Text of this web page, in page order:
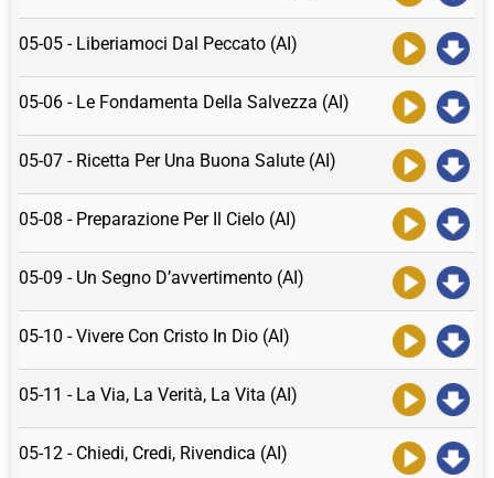
05-05 - Liberiamoci Dal Peccato (AI)
05-06 - Le Fondamenta Della Salvezza (AI)
05-07 - Ricetta Per Una Buona Salute (AI)
05-08 - Preparazione Per Il Cielo (AI)
05-09 - Un Segno D’avvertimento (AI)
05-10 - Vivere Con Cristo In Dio (AI)
05-11 - La Via, La Verità, La Vita (AI)
05-12 - Chiedi, Credi, Rivendica (AI)